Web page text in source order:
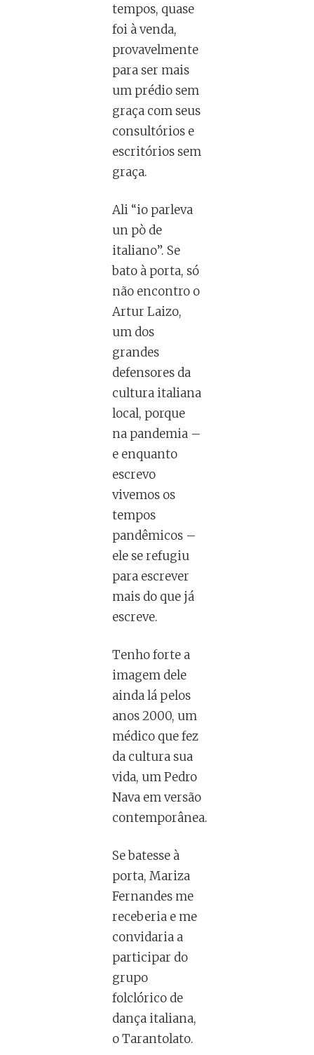
tempos, quase
foi à venda,
provavelmente
para ser mais
um prédio sem
graça com seus
consultórios e
escritórios sem
graça.
Ali “io parleva
un pò de
italiano”. Se
bato à porta, só
não encontro o
Artur Laizo,
um dos
grandes
defensores da
cultura italiana
local, porque
na pandemia –
e enquanto
escrevo
vivemos os
tempos
pandêmicos –
ele se refugiu
para escrever
mais do que já
escreve.
Tenho forte a
imagem dele
ainda lá pelos
anos 2000, um
médico que fez
da cultura sua
vida, um Pedro
Nava em versão
contemporânea.
Se batesse à
porta, Mariza
Fernandes me
receberia e me
convidaria a
participar do
grupo
folclórico de
dança italiana,
o Tarantolato.